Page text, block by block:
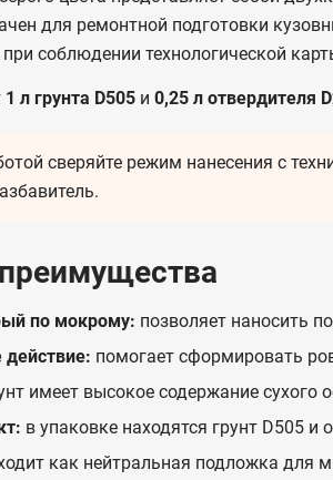
для ремонтной подготовки
соблюдении технологической
1 л грунта D505 и 0,25 л отвердителя
сверяйте режим нанесения с
по мокрому: позволяет наносить
помогает сформировать
имеет высокое содержание сухого
в упаковке находятся грунт D505
как нейтральная подложка для